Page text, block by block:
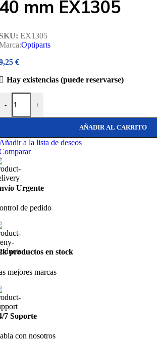
mm EX1305
EX1305
Optiparts
€
Hay existencias (puede reservarse)
-
Muelle plástico 40 mm EX1305 cantidad
+
AÑADIR AL CARRITO
a la lista de deseos
Urgente
de pedido
productos en stock
mejores marcas
7 Soporte
con nosotros